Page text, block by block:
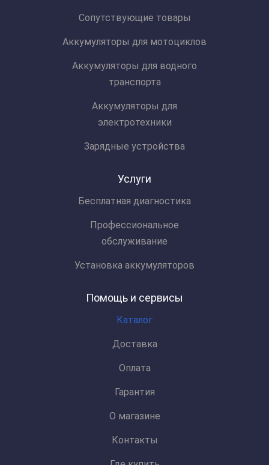
Сопутствующие товары
Аккумуляторы для мотоциклов
Аккумуляторы для водного
транспорта
Аккумуляторы для
электротехники
Зарядные устройства
Услуги
Бесплатная диагностика
Профессиональное
обслуживание
Установка аккумуляторов
Помощь и сервисы
Каталог
Доставка
Оплата
Гарантия
О магазине
Контакты